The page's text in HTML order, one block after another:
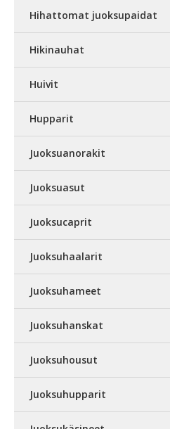
Hihattomat juoksupaidat
Hikinauhat
Huivit
Hupparit
Juoksuanorakit
Juoksuasut
Juoksucaprit
Juoksuhaalarit
Juoksuhameet
Juoksuhanskat
Juoksuhousut
Juoksuhupparit